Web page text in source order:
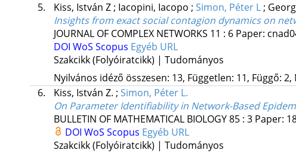
5.
Kiss, István Z; Iacopini, Iacopo ; Simon, Péter L;
Insights from exact social contagion dynamics on
JOURNAL OF COMPLEX NETWORKS 11 : 6 Paper:
DOI WoS Scopus Egyéb URL
Szakcikk (Folyóiratcikk) | Tudományos
Nyilvános idéző összesen: 13, Független: 11, Függő:
6.
Kiss, István Z. ; Simon, Péter L.
On Parameter Identifiability in Network-Based
BULLETIN OF MATHEMATICAL BIOLOGY85: 3 Paper:
DOI WoS Scopus Egyéb URL
Szakcikk (Folyóiratcikk) | Tudományos